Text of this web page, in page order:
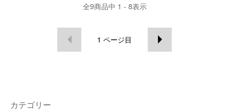
全9商品中 1 - 8表示
1 ページ目
カテゴリー